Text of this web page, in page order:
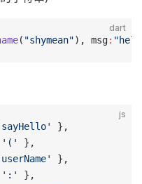
dart
( "shymean"), msg:
js
},
'('
},
},
':'
},